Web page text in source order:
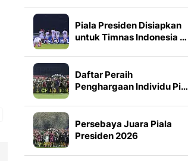
Piala Presiden Disiapkan
untuk Timnas Indonesia …
Daftar Peraih
Penghargaan Individu Pi…
Persebaya Juara Piala
Presiden 2026